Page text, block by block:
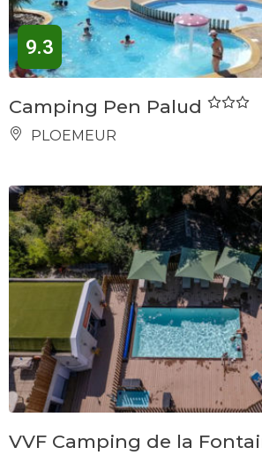
9.3
Camping Pen Palud
PLOEMEUR
VVF Camping de la